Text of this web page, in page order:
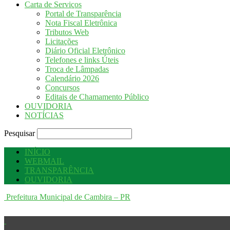
Carta de Serviços
Portal de Transparência
Nota Fiscal Eletrônica
Tributos Web
Licitações
Diário Oficial Eletrônico
Telefones e links Úteis
Troca de Lâmpadas
Calendário 2026
Concursos
Editais de Chamamento Público
OUVIDORIA
NOTÍCIAS
Pesquisar
INÍCIO
WEBMAIL
TRANSPARÊNCIA
OUVIDORIA
Prefeitura Municipal de Cambira – PR